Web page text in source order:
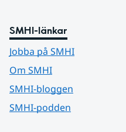
SMHI-länkar
Jobba på SMHI
Om SMHI
SMHI-bloggen
SMHI-podden